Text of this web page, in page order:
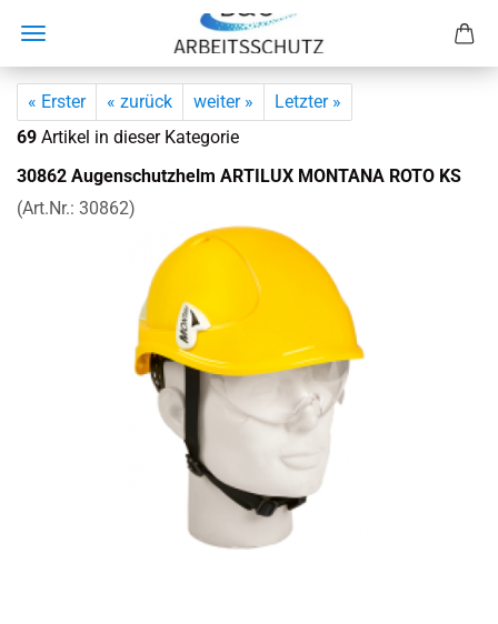
« Erster « zurück weiter »
Letzter »
69 Artikel in dieser Kategorie
30862 Au­gen­schutz­helm AR­TI­LUX MON­TA­NA ROTO KS
(Art.Nr.: 30862)